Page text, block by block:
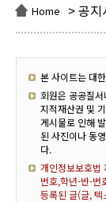
Home > 공지
본 사이트는 대
회원은 공공질
지적재산권 및
게시물로 인해
된 사진이나 동
다.
개인정보보호법
번호,학년-반-번
등록된 글(글,